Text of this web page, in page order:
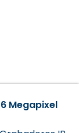
Megapixel